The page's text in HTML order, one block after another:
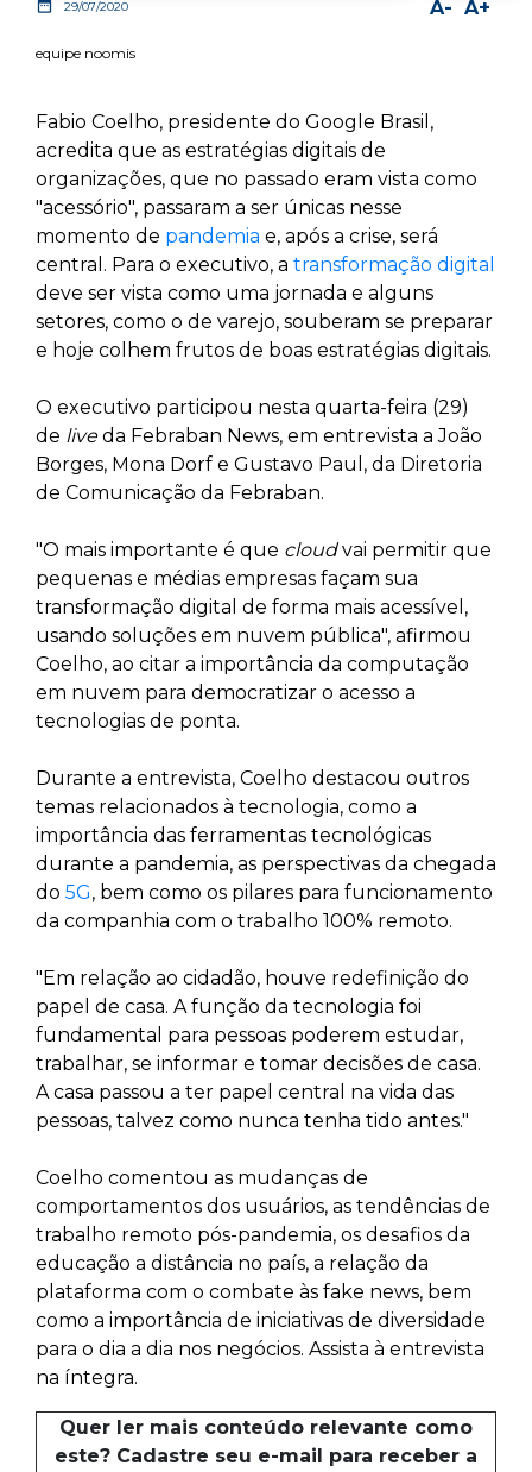
date_range 29/07/2020 A+
A-
equipe noomis
Fabio Coelho, presidente do Google Brasil,
acredita que as estratégias digitais de
organizações, que no passado eram vista como
"acessório", passaram a ser únicas nesse
momento de pandemia e, após a crise, será
central. Para o executivo, a transformação digital
deve ser vista como uma jornada e alguns
setores, como o de varejo, souberam se preparar
e hoje colhem frutos de boas estratégias digitais.
O executivo participou nesta quarta-feira (29)
de liveda Febraban News, em entrevista a João
Borges, Mona Dorf e Gustavo Paul, da Diretoria
de Comunicação da Febraban.
"O mais importante é que cloudvai permitir que
pequenas e médias empresas façam sua
transformação digital de forma mais acessível,
usando soluções em nuvem pública", afirmou
Coelho, ao citar a importância da computação
em nuvem para democratizar o acesso a
tecnologias de ponta.
Durante a entrevista, Coelho destacou outros
temas relacionados à tecnologia, como a
importância das ferramentas tecnológicas
durante a pandemia, as perspectivas da chegada
do 5G, bem como os pilares para funcionamento
da companhia com o trabalho 100% remoto.
"Em relação ao cidadão, houve redefinição do
papel de casa. A função da tecnologia foi
fundamental para pessoas poderem estudar,
trabalhar, se informar e tomar decisões de casa.
A casa passou a ter papel central na vida das
pessoas, talvez como nunca tenha tido antes."
Coelho comentou as mudanças de
comportamentos dos usuários, as tendências de
trabalho remoto pós-pandemia, os desafios da
educação a distância no país, a relação da
plataforma com o combate às fake news, bem
como a importância de iniciativas de diversidade
para o dia a dia nos negócios. Assista à entrevista
na íntegra.
Quer ler mais conteúdo relevante como
este? Cadastre seu e-mail para receber a